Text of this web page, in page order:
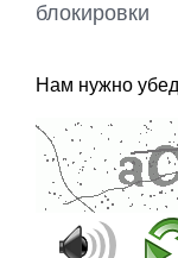
блокировки
Нам нужно